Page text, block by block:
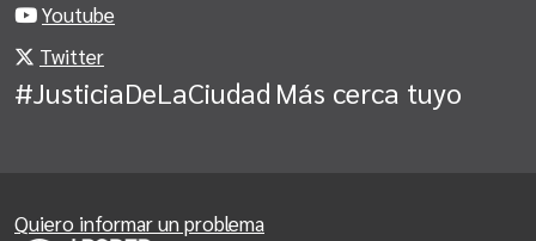
Youtube
Twitter
#JusticiaDeLaCiudad Más cerca tuyo
Quiero informar un problema